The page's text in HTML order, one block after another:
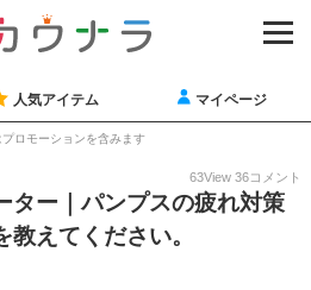
人気アイテム マイページ
ロモーションを含みます
63View 36コメント
ター｜パンプスの疲れ対策
教えてください。